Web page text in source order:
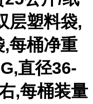
层塑料袋,
每桶净重
直径36-
,每桶装量